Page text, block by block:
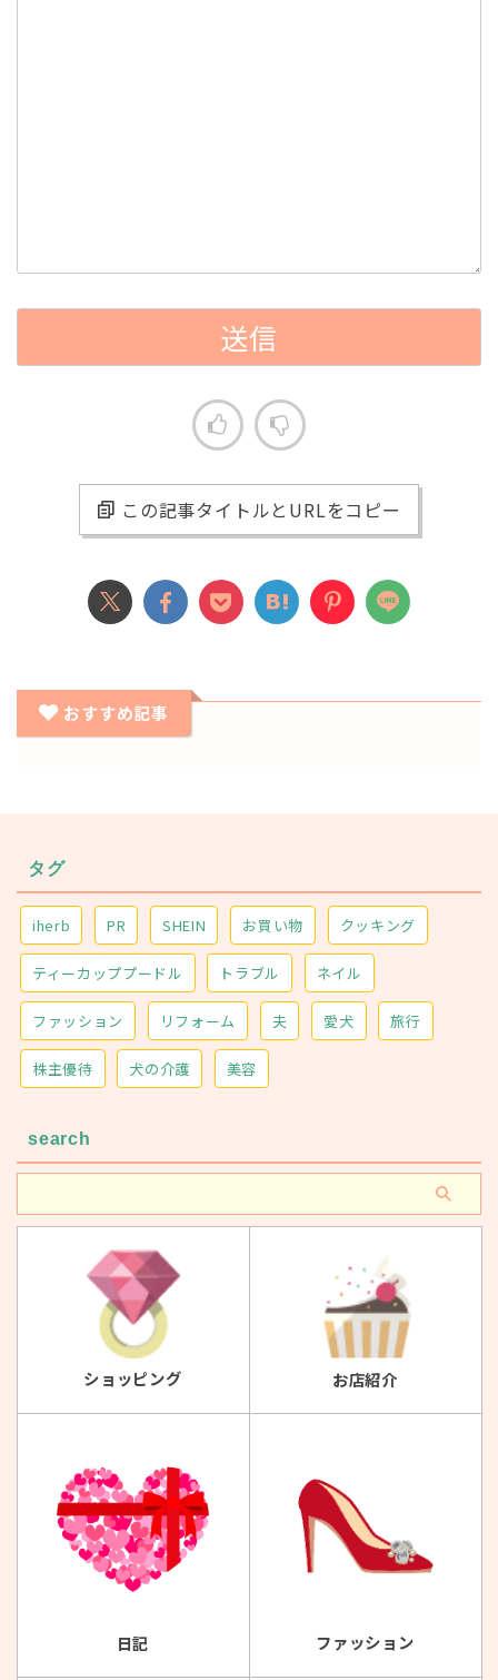
この記事タイトルとURLをコピー
おすすめ記事
タグ
iherb PR SHEIN お買い物 クッキング
ティーカッププードル トラブル ネイル
ファッション リフォーム 夫 愛犬 旅行
株主優待 犬の介護 美容
search
ショッピング お店紹介
日記 ファッション